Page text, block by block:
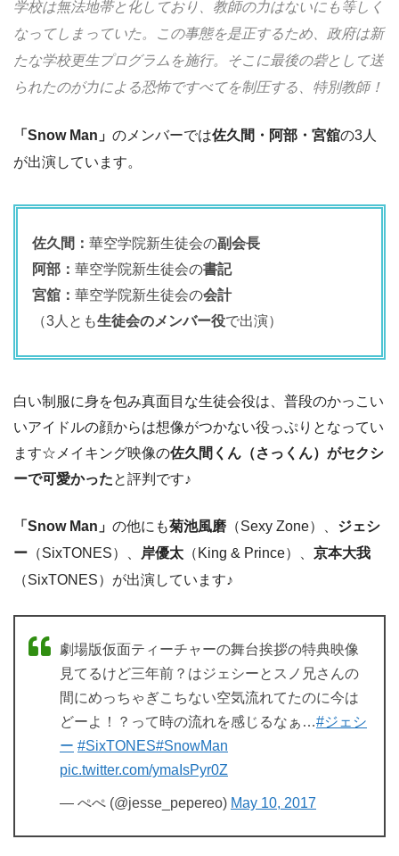
学校は無法地帯と化しており、教師の力はないにも等しく
なってしまっていた。この事態を是正するため、政府は新
たな学校更生プログラムを施行。そこに最後の砦として送
られたのが力による恐怖ですべてを制圧する、特別教師！
「Snow Man」 のメンバーでは佐久間・阿部・宮舘の3人
が出演しています。
佐久間： 華空学院新生徒会の副会長
阿部： 華空学院新生徒会の書記
宮舘： 華空学院新生徒会の会計
（3人とも生徒会のメンバー役で出演）
白い制服に身を包み真面目な生徒会役は、普段のかっこい
いアイドルの顔からは想像がつかない役っぷりとなってい
ます☆メイキング映像の佐久間くん（さっくん）がセクシ
ーで可愛かったと評判です♪
「Snow Man」 の他にも菊池風磨 （Sexy Zone）、 ジェシ
ー （SixTONES）、 岸優太 （King & Prince）、 京本大我
（SixTONES）が出演しています♪
劇場版仮面ティーチャーの舞台挨拶の特典映像
見てるけど三年前？はジェシーとスノ兄さんの
間にめっちゃぎこちない空気流れてたのに今は
どーよ！？って時の流れを感じるなぁ…#ジェシ
ー #SixTONES#SnowMan
pic.twitter.com/ymaIsPyr0Z
— ぺぺ (@jesse_pepereo) May 10, 2017